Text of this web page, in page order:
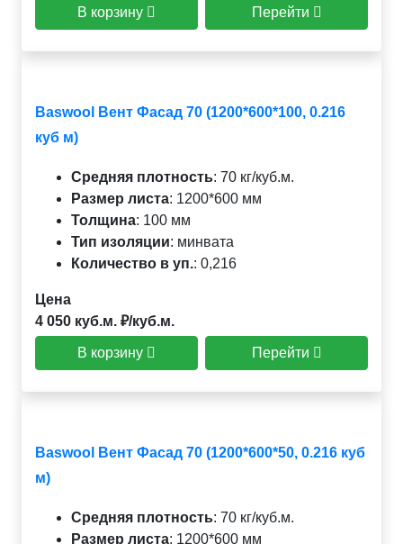
В корзину Перейти
Baswool Вент Фасад 70 (1200*600*100, 0.216
куб м)
Средняя плотность: 70 кг/куб.м.
Размер листа: 1200*600 мм
Толщина: 100 мм
Тип изоляции: минвата
Количество в уп.: 0,216
Цена
4 050 куб.м. ₽/куб.м.
В корзину Перейти
Baswool Вент Фасад 70 (1200*600*50, 0.216 куб
м)
Средняя плотность: 70 кг/куб.м.
Размер листа: 1200*600 мм